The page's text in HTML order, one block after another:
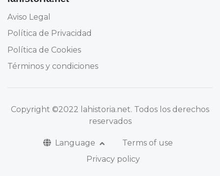
Aviso Legal
Política de Privacidad
Política de Cookies
Términos y condiciones
Copyright ©2022 lahistoria.net. Todos los derechos
reservados
Language
Terms of use
Privacy policy